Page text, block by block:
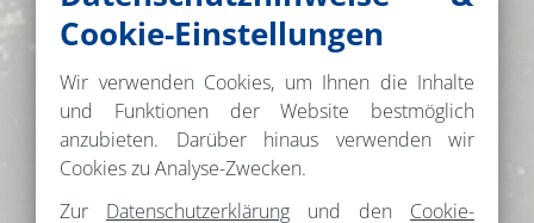
Cookie-Einstellungen
Wir verwenden Cookies, um Ihnen die Inhalte
und Funktionen der Website bestmöglich
anzubieten. Darüber hinaus verwenden wir
Cookies zu Analyse-Zwecken.
Zur Datenschutzerklärung und den Cookie-